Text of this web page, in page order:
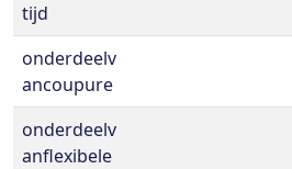
tijd
onderdeelv
ancoupure
onderdeelv
anflexibele